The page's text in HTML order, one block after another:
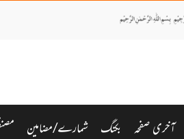
آخری صفحہ بکنگ شمارے/مضامین